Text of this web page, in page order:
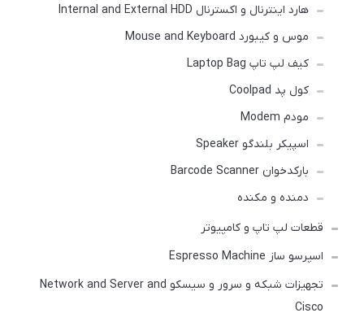
هارد اینترنال و اکسترنال Internal and External HDD
موس و کیبورد Mouse and Keyboard
کیف لپ تاپ Laptop Bag
کول پد Coolpad
مودم Modem
اسپیکر بلندگو Speaker
بارکدخوان Barcode Scanner
دمنده و مکنده
قطعات لپ تاپ و کامپیوتر
اسپرسو ساز Espresso Machine
تجهیزات شبکه و سرور و سیسکو Network and Server and
Cisco